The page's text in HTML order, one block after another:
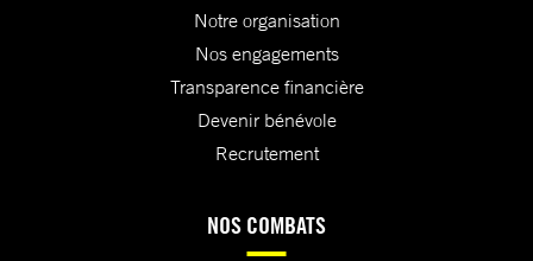
Notre organisation
Nos engagements
Transparence financière
Devenir bénévole
Recrutement
NOS COMBATS